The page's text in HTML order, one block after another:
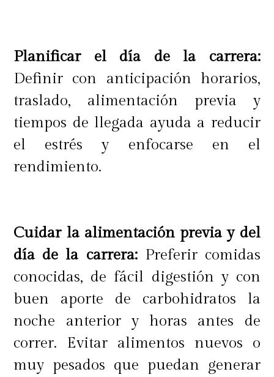
Planificar el día de la carrera:
Definir con anticipación horarios,
traslado, alimentación previa y
tiempos de llegada ayuda a reducir
el estrés y enfocarse en el
rendimiento.
Cuidar la alimentación previa y del
día de la carrera:Preferir comidas
conocidas, de fácil digestión y con
buen aporte de carbohidratos la
noche anterior y horas antes de
correr. Evitar alimentos nuevos o
muy pesados que puedan generar